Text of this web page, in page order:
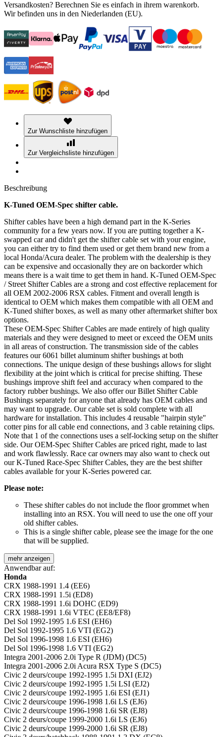
Versandkosten? Berechnen Sie es einfach in ihrem warenkorb.
Wir befinden uns in den Niederlanden (EU).
Zur Wunschliste hinzufügen
Zur Vergleichsliste hinzufügen
Beschreibung
K-Tuned OEM-Spec shifter cable.
Shifter cables have been a high demand part in the K-Series
community for a few years now. If you are putting together a K-
swapped car and didn't get the shifter cable set with your engine,
you can either try to find them used or get them brand new from a
local Honda/Acura dealer. The problem with the dealership is they
can be expensive and occasionally they are on backorder which
means there is a wait time to get them in hand. K-Tuned OEM-Spec
/ Street Shifter Cables are a strong and cost effective replacement for
all OEM 2002-2006 RSX cables. Fitment and overall length is
identical to OEM which makes them compatible with all OEM and
K-Tuned shifter boxes, as well as many other aftermarket shifter box
options.
These OEM-Spec Shifter Cables are made entirely of high quality
materials and they were designed to meet or exceed the OEM units
in all areas of construction. The transmission side of the cables
features our 6061 billet aluminum shifter bushings at both
connections. The unique design of these bushings allows for slight
flexibility at the joint which is critical for precise shifting. These
bushings improve shift feel and accuracy when compared to the
factory rubber bushings. We also offer our Billet Shifter Cable
Bushings separately for anyone that already has OEM cables and
may want to upgrade. Our cable set is sold complete with all
hardware for installation. This includes 4 reusable "hairpin style"
cotter pins for all cable end connections, and 3 cable retaining clips.
Note that 1 of the connections uses a self-locking setup on the shifter
side. Our OEM-Spec Shifter Cables are priced right, made to last
and work flawlessly. Race car owners may also want to check out
our K-Tuned Race-Spec Shifter Cables, they are the best shifter
cables available for your K-Series powered car.
Please note:
These shifter cables do not include the floor grommet when
installing into an RSX. You will need to use the one off your
old shifter cables.
This is a single shifter cable, please see the image for the one
that will be supplied.
mehr anzeigen
Anwendbar auf:
Honda
CRX 1988-1991 1.4 (EE6)
CRX 1988-1991 1.5i (ED8)
CRX 1988-1991 1.6i DOHC (ED9)
CRX 1988-1991 1.6i VTEC (EE8/EF8)
Del Sol 1992-1995 1.6 ESI (EH6)
Del Sol 1992-1995 1.6 VTI (EG2)
Del Sol 1996-1998 1.6 ESI (EH6)
Del Sol 1996-1998 1.6 VTI (EG2)
Integra 2001-2006 2.0i Type R (JDM) (DC5)
Integra 2001-2006 2.0i Acura RSX Type S (DC5)
Civic 2 deurs/coupe 1992-1995 1.5i DXI (EJ2)
Civic 2 deurs/coupe 1992-1995 1.5i LSI (EJ2)
Civic 2 deurs/coupe 1992-1995 1.6i ESI (EJ1)
Civic 2 deurs/coupe 1996-1998 1.6i LS (EJ6)
Civic 2 deurs/coupe 1996-1998 1.6i SR (EJ8)
Civic 2 deurs/coupe 1999-2000 1.6i LS (EJ6)
Civic 2 deurs/coupe 1999-2000 1.6i SR (EJ8)